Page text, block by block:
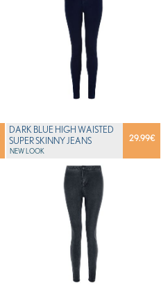
29.99€
DARK BLUE HIGH WAISTED
SUPER SKINNY JEANS
NEW LOOK